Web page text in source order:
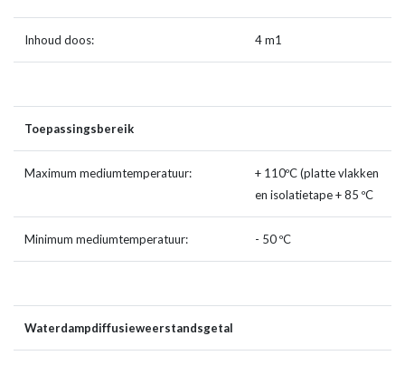
Inhoud doos: 4 m1
Toepassingsbereik
Maximum mediumtemperatuur:
+ 110ºC (platte vlakken
en isolatietape + 85 ºC
Minimum mediumtemperatuur: - 50 ºC
Waterdampdiffusieweerstandsgetal